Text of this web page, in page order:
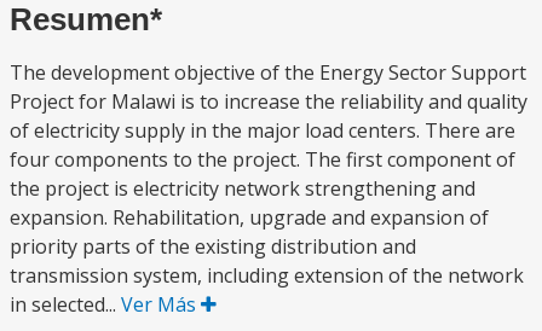
Resumen*
The development objective of the Energy Sector Support
Project for Malawi is to increase the reliability and quality
of electricity supply in the major load centers. There are
four components to the project. The first component of
the project is electricity network strengthening and
expansion. Rehabilitation, upgrade and expansion of
priority parts of the existing distribution and
transmission system, including extension of the network
in selected... Ver Más